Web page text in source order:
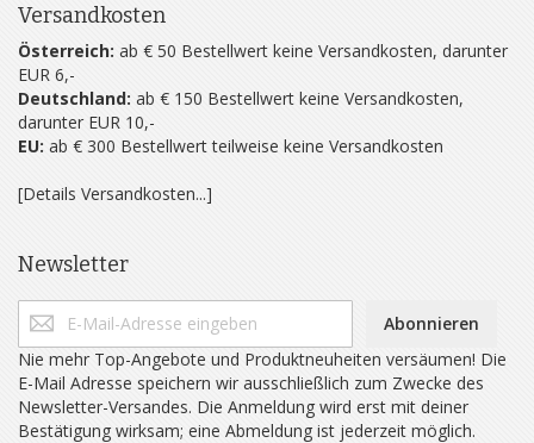
Versandkosten
Österreich: ab € 50 Bestellwert keine Versandkosten, darunter
EUR 6,-
Deutschland: ab € 150 Bestellwert keine Versandkosten,
darunter EUR 10,-
EU: ab € 300 Bestellwert teilweise keine Versandkosten
[Details Versandkosten...]
Newsletter
Abonnieren
Nie mehr Top-Angebote und Produktneuheiten versäumen! Die
E-Mail Adresse speichern wir ausschließlich zum Zwecke des
Newsletter-Versandes. Die Anmeldung wird erst mit deiner
Bestätigung wirksam; eine Abmeldung ist jederzeit möglich.